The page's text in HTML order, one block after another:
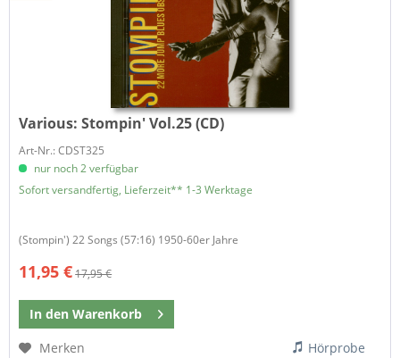
Various: Stompin' Vol.25 (CD)
Art-Nr.: CDST325
nur noch 2 verfügbar
Sofort versandfertig, Lieferzeit** 1-3 Werktage
(Stompin') 22 Songs (57:16) 1950-60er Jahre
11,95 €17,95 €
In den Warenkorb
Merken
Hörprobe